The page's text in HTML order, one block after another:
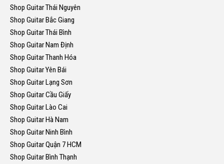
Shop Guitar Thái Nguyên
Shop Guitar Bắc Giang
Shop Guitar Thái Bình
Shop Guitar Nam Định
Shop Guitar Thanh Hóa
Shop Guitar Yên Bái
Shop Guitar Lạng Sơn
Shop Guitar Cầu Giấy
Shop Guitar Lào Cai
Shop Guitar Hà Nam
Shop Guitar Ninh Bình
Shop Guitar Quận 7 HCM
Shop Guitar Bình Thạnh